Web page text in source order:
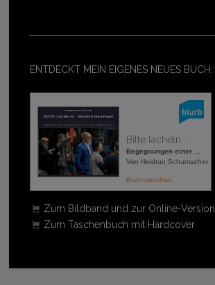
ENTDECKT MEIN EIGENES NEUES BUCH:
Bitte lächeln ...
Begegnungen einer ...
Von Heidrun Schumacher
Buchvorschau
Zum Bildband und zur Online-Version
Zum Taschenbuch mit Hardcover